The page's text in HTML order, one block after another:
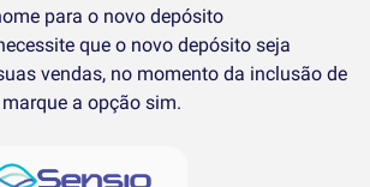
para o novo depósito
que o novo depósito seja
vendas, no momento da inclusão de
a opção sim.